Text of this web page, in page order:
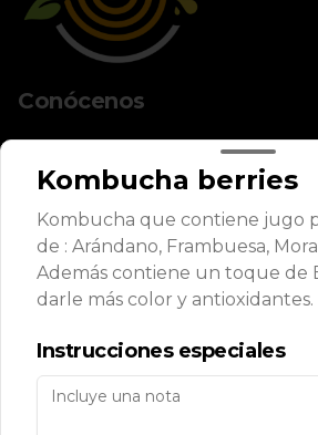
Conócenos
Términos y condiciones
Política de privacidad
Redes sociales
Instagram
Mi cuenta
Kombucha berries
Kombucha que contiene jugo
de : Arándano, Frambuesa,
Además contiene un toque de
darle más color y antioxidantes.
Instrucciones especiales